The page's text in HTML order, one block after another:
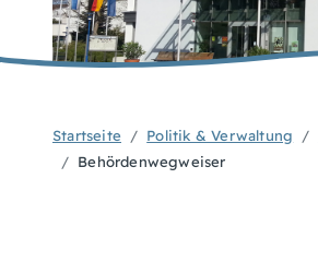
Startseite Politik & Verwaltung
Behördenwegweiser